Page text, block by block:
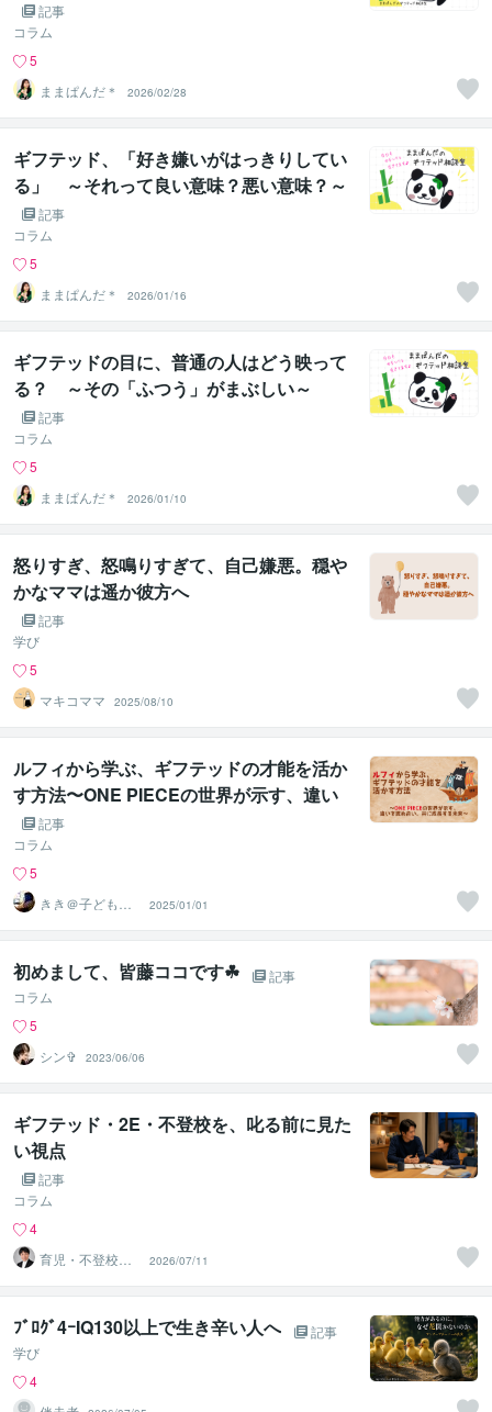
記事
コラム
5
ままぱんだ＊
2026/02/28
ギフテッド、「好き嫌いがはっきりしてい
る」 ～それって良い意味？悪い意味？～
記事
コラム
5
ままぱんだ＊
2026/01/16
ギフテッドの目に、普通の人はどう映って
る？ ～その「ふつう」がまぶしい～
記事
コラム
5
ままぱんだ＊
2026/01/10
怒りすぎ、怒鳴りすぎて、自己嫌悪。穏や
かなママは遥か彼方へ
記事
学び
5
マキコママ
2025/08/10
ルフィから学ぶ、ギフテッドの才能を活か
す方法〜ONE PIECEの世界が示す、違い
を認め合い、共に成長する未来
記事
コラム
5
きき＠子どもの
居場所ソムリエ
2025/01/01
初めまして、皆藤ココです☘
記事
コラム
5
シン‪✞
2023/06/06
ギフテッド・2E・不登校を、叱る前に見た
い視点
記事
コラム
4
育児・不登校・
海外子女相談専
門 奥村直之
2026/07/11
ﾌﾞﾛｸﾞ4ｰIQ130以上で生き辛い人へ
記事
学び
4